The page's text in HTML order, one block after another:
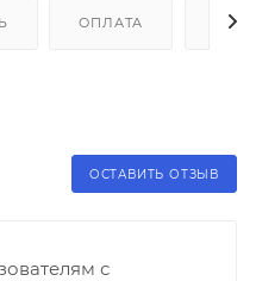
ОПЛАТА
ОСТАВИТЬ ОТЗЫВ
с